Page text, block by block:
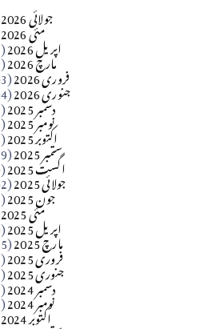
آزاد کشمیر جیسے احتجاج کی ضرورت ہے؟
جولائی 2026
مئی 2026
اپریل 2026 (12) مارچ 2026 (22) فروری 2026 (103) جنوری 2026 (104) دسمبر 2025 (23) نومبر 2025 (52) اکتوبر 2025 (62) ستمبر 2025 (139) اگست 2025 (80) جولائی 2025 (102) جون 2025 (58) مئی 2025
اپریل 2025 (40) مارچ 2025 (115) فروری 2025 (51) جنوری 2025 (48) دسمبر 2024 (56) نومبر 2024 (15) اکتوبر 2024